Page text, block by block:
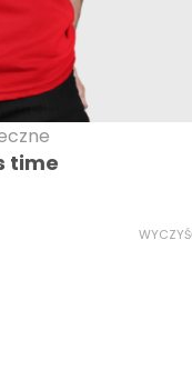
time